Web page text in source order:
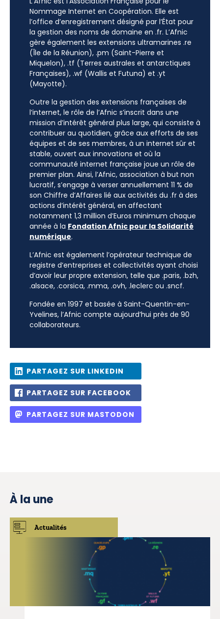
Nommage Internet en Coopération. Elle est
l’office d’enregistrement désigné par l’État pour
la gestion des noms de domaine en .fr. L’Afnic
gère également les extensions ultramarines .re
(Île de la Réunion), .pm (Saint-Pierre et
Miquelon), .tf (Terres australes et antarctiques
Françaises), .wf (Wallis et Futuna) et .yt
(Mayotte).
Outre la gestion des extensions françaises de
l’internet, le rôle de l’Afnic s’inscrit dans une
mission d’intérêt général plus large, qui consiste à
contribuer au quotidien, grâce aux efforts de ses
équipes et de ses membres, à un internet sûr et
stable, ouvert aux innovations et où la
communauté internet française joue un rôle de
premier plan. Ainsi, l’Afnic, association à but non
lucratif, s’engage à verser annuellement 11 % de
son Chiffre d’Affaires lié aux activités du .fr à des
actions d’intérêt général, en affectant
notamment 1,3 million d’Euros minimum chaque
année à la Fondation Afnic pour la Solidarité
numérique.
L’Afnic est également l’opérateur technique de
registre d’entreprises et collectivités ayant choisi
d’avoir leur propre extension, telle que .paris, .bzh,
.alsace, .corsica, .mma, .ovh, .leclerc ou .sncf.
Fondée en 1997 et basée à Saint-Quentin-en-
Yvelines, l’Afnic compte aujourd’hui près de 90
collaborateurs.
PARTAGEZ SUR LINKEDIN
PARTAGEZ SUR FACEBOOK
PARTAGEZ SUR MASTODON
À la une
Actualités